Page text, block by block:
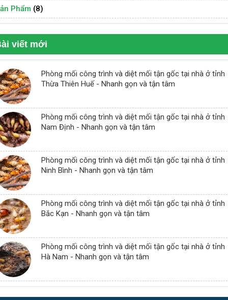
Phẩm (8)
viết mới
Phòng mối công trình và diệt mối tận gốc tại nhà ở tỉnh
Thừa Thiên Huế - Nhanh gọn và tận tâm
Phòng mối công trình và diệt mối tận gốc tại nhà ở tỉnh
Nam Định - Nhanh gọn và tận tâm
Phòng mối công trình và diệt mối tận gốc tại nhà ở tỉnh
Ninh Bình - Nhanh gọn và tận tâm
Phòng mối công trình và diệt mối tận gốc tại nhà ở tỉnh
Bắc Kạn - Nhanh gọn và tận tâm
Phòng mối công trình và diệt mối tận gốc tại nhà ở tỉnh
Hà Nam - Nhanh gọn và tận tâm